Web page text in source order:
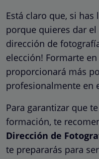
Está claro que, si has
porque quieres dar
dirección de
elección! Formarte
proporcionará más
profesionalmente en
Para garantizar que
formación, te
Dirección de
te prepararás para